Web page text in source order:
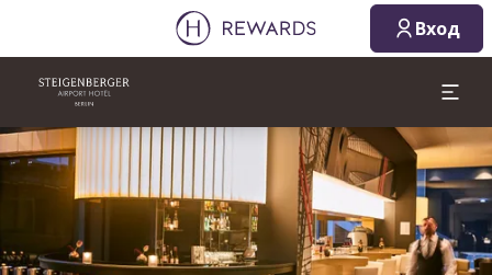
Вход
Слайд 1 из 1
11.08.2026
1 Комната(ы) ⋅ 1 Взрослый